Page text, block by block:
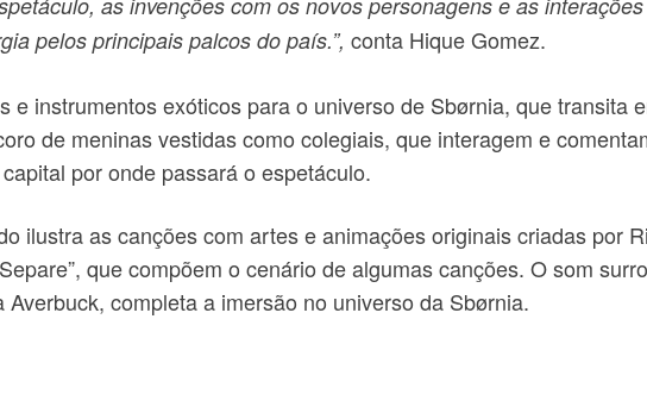
pelos principais palcos do país.”, conta Hique Gomez.
e instrumentos exóticos para o universo de Sbørnia, que
de meninas vestidas como colegiais, que interagem e
por onde passará o espetáculo.
ilustra as canções com artes e animações originais criadas por
que compõem o cenário de algumas canções. O som
completa a imersão no universo da Sbørnia.